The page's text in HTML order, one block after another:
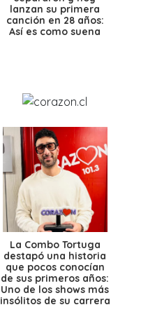
lanzan su primera
canción en 28 años:
Así es como suena
La Combo Tortuga
destapó una historia
que pocos conocían
de sus primeros años:
Uno de los shows más
insólitos de su carrera